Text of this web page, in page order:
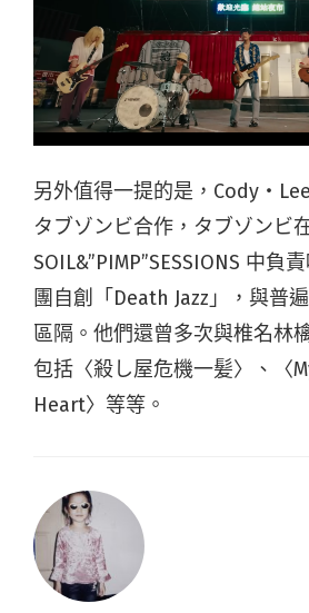
另外值得一提的是，Cody・
タブゾンビ合作，タブゾンビ
SOIL&”PIMP”SESSIONS 中負
團自創「Death Jazz」，與普
區隔。他們還曾多次與椎名林
包括〈殺し屋危機一髪〉、〈
Heart〉等等。